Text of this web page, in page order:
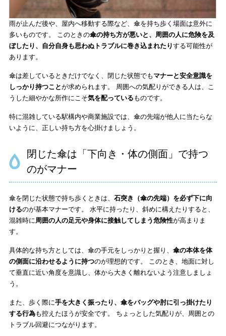
雨が止んだ後や、屋内へ移動する際など、傘を持ち歩く場面は意外に
多いものです。 このときの傘の持ち方が悪いと、周囲の人に危険を及
ぼしたり、自分自身も思わぬトラブルに巻き込まれたりする可能性が
あります。
傘は差しているときだけでなく、閉じた状態でも マナーと安全意識を
しっかり持つことが求められます。 周囲への気配りができる人は、こ
うした細やかな所作にこそ気を配っている ものです。
特に混雑している駅構内や商業施設では、傘の先端が他人に当たらな
いように、正しい持ち方を心掛けましょう。
閉じた傘は「下向き・体の側面」で持つ
のがマナー
傘を閉じた状態で持ち歩くときは、 石突き（傘の先端）を必ず下に向
けるのが基本マナーです。 水平に持ったり、斜めに構えたりすると、
混雑時に周囲の人の足元や身体に接触してしまう危険性が高まりま
す。
具体的な持ち方としては、傘の手元をしっかりと握り、 傘の本体を体
の側面に沿わせるように持つのが理想的です。 このとき、地面に対し
て垂直に近い角度を意識し、体から大きく離れないよう注意しましょ
う。
また、歩く際に手を大きく振ったり、傘をバッグや肘に引っ掛けたり
する行為も控えたほうが安全です。 ちょっとした気配りが、周囲との
トラブル回避につながります。